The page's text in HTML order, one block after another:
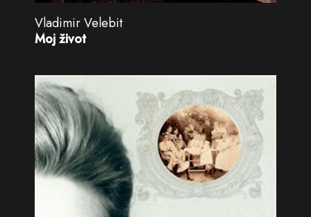
Vladimir Velebit
Moj život